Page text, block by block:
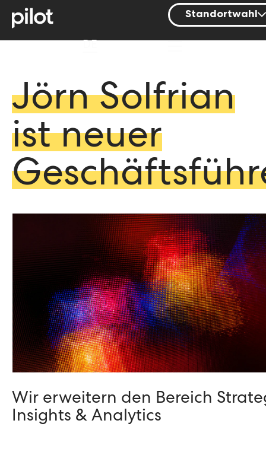
Standortwahl
Berlin
München
Zürich
Jörn Solfrian
ist­ neuer
Wir erweitern den Bereich
Insights & Analytics